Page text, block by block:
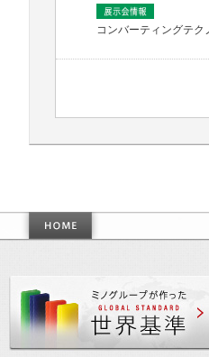
コンバーティングテ